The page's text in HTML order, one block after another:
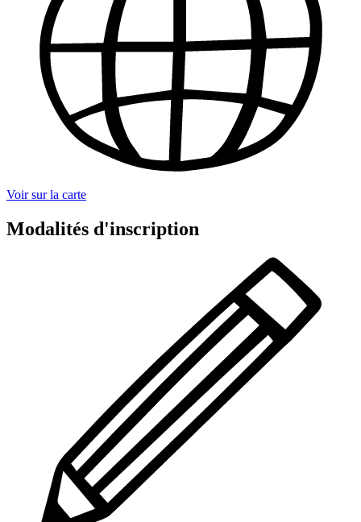
Voir sur la carte
Modalités d'inscription